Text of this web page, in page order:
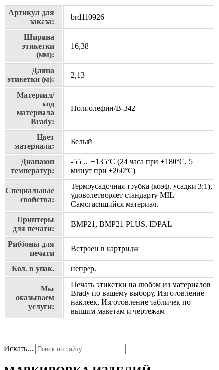
Артикул для
заказа:
brd110926
Ширина
этикетки
(мм):
16,38
Длина
этикетки (м):
2,13
Материал/
код
материала
Brady:
Полиолефин/В-342
Цвет
материала:
Белый
Диапазон
температур:
-55 ... +135°С (24 часа при +180°С, 5
минут при +260°С)
Специальные
свойства:
Термоусадочная трубка (коэф. усадки 3:1),
удоволетворяет стандарту MIL.
Самогасящийся материал.
Принтеры
для печати:
BMP21, BMP21 PLUS, IDPAL
Риббоны для
печати
Встроен в картридж
Кол. в упак. непрер.
Мы
оказываем
услуги:
Печать этикетки на любом из материалов
Brady по вашему выбору, Изготовление
наклеек, Изготовление табличек по
вышим макетам и чертежам
Искать...